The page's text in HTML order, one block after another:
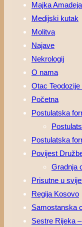
Majka
Medijski kutak
Molitva
Najave
Nekrologij
O nama
Otac
Početna
Postulatska
Postulatska
Povijest
Gradnja
Prisutne u
Regija Kosovo
Samostanska
Sestre Rijeka